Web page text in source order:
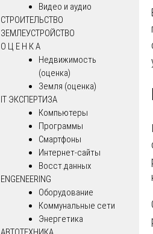
Видео и аудио
СТРОИТЕЛЬСТВО
ЗЕМЛЕУСТРОЙСТВО
О Ц Е Н К А
Недвижимость
(оценка)
Земля (оценка)
IT ЭКСПЕРТИЗА
Компьютеры
Программы
Смартфоны
Интернет-сайты
Восст.данных
ENGENEERING
Оборудование
Коммунальные сети
Энергетика